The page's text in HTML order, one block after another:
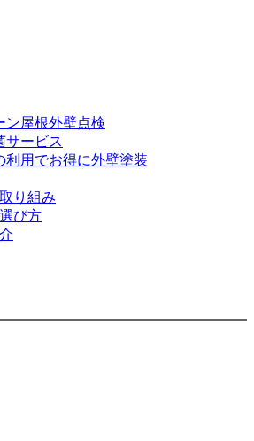
ン屋根外壁点検
サービス
利用でお得に外壁塗装
り組み
び方